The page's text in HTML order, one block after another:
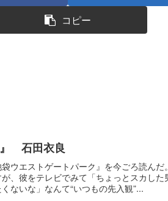
コピー
』 石田衣良
ウエストゲートパーク』を今ごろ読んだ
、彼をテレビでみて「ちょっとスカした
ないな」なんて“いつもの先入観”...